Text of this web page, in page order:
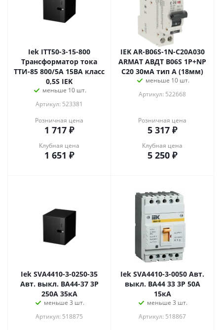
Iek ITT50-3-15-800
Трансформатор тока
ТТИ-85 800/5А 15ВА класс
0,5S IEK
меньше 10 шт.
Артикул: 523381
Розничная цена
1 717 ₽
Клубная цена
1 651 ₽
IEK AR-B06S-1N-C20A030
ARMAT АВДТ B06S 1P+NP
C20 30мА тип A (18мм)
меньше 10 шт.
Артикул: 522668
Розничная цена
5 317 ₽
Клубная цена
5 250 ₽
Iek SVA4410-3-0250-35
Авт. выкл. ВА44-37 3Р
250А 35кА
меньше 3 шт.
Артикул: 518875
Iek SVA4410-3-0050 Авт.
выкл. ВА44 33 3Р 50А
15кА
меньше 3 шт.
Артикул: 518867